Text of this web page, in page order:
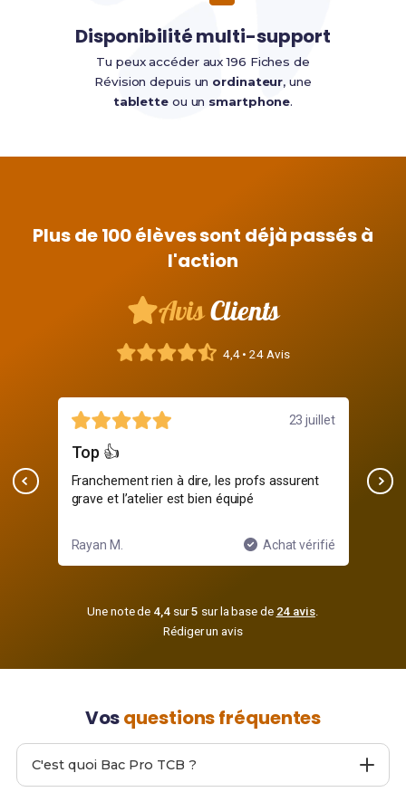
Disponibilité multi-support
Tu peux accéder aux 196 Fiches de
Révision depuis un ordinateur, une
tabletteou un smartphone.
Plus de 100 élèves sont déjà passés à
l'action
AvisClients
4,4 • 24 Avis
8 juillet
Stage au top
Grâce à Bac Pro TCB j’ai trouvé un super
stage en entreprise, équipe accueillante
Lina M. Achat vérifié
Une note de 4,4sur5 sur la base de 24 avis.
Rédiger un avis
Vosquestions fréquentes
C'est quoi Bac Pro TCB ?